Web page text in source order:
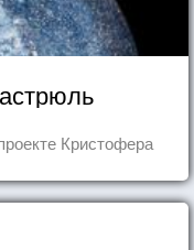
Кристофера